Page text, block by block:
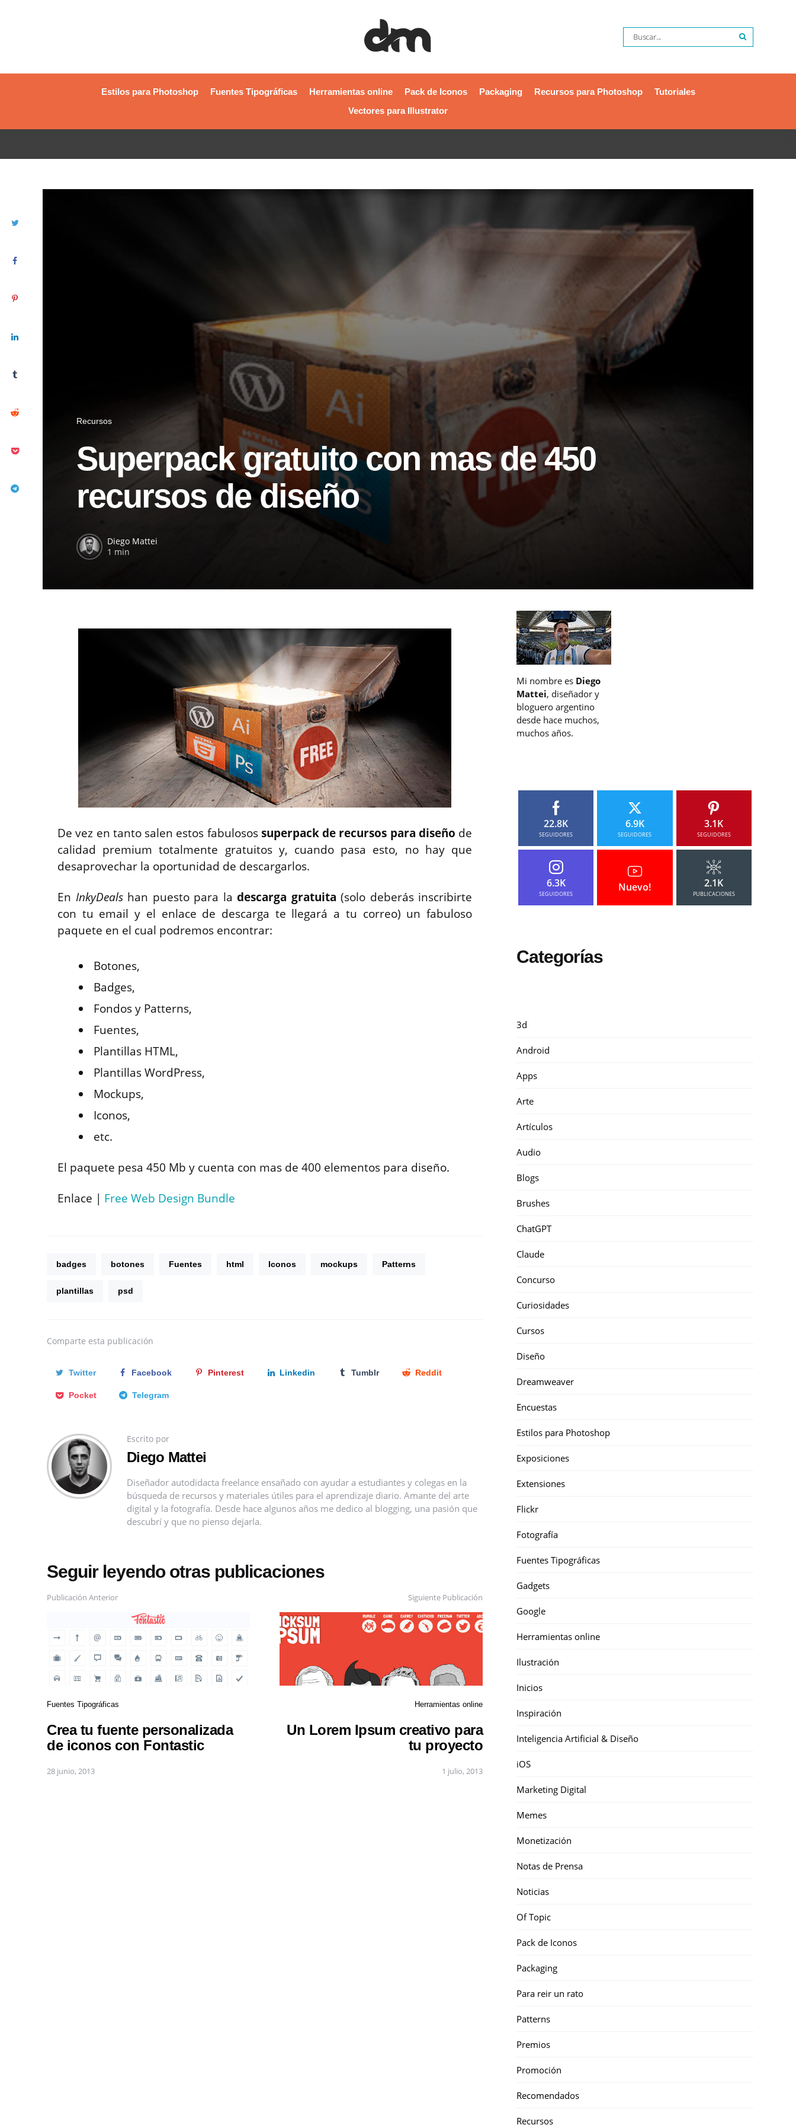
Estilos para Photoshop Fuentes Tipográficas Herramientas online Pack de Iconos Packaging Recursos para Photoshop
Tutoriales
Vectores para Illustrator
Recursos
Superpack gratuito con mas de 450
recursos de diseño
Diego Mattei
1 min
De vez en tanto salen estos fabulosossuperpack de recursos para diseño de
calidad premium totalmente gratuitos y, cuando pasa esto, no hay que
desaprovechar la oportunidad de descargarlos.
En InkyDealshan puesto para la descarga gratuita (solo deberás inscribirte
con tu email y el enlace de descarga te llegará a tu correo) un fabuloso
paquete en el cual podremos encontrar:
Botones,
Badges,
Fondos y Patterns,
Fuentes,
Plantillas HTML,
Plantillas WordPress,
Mockups,
Iconos,
etc.
El paquete pesa 450 Mb y cuenta con mas de 400 elementos para diseño.
Enlace | Free Web Design Bundle
badges botones Fuentes html Iconos mockups Patterns
plantillas psd
Comparte esta publicación
Twitter Facebook Pinterest Linkedin Tumblr Reddit
Pocket Telegram
Escrito por
Diego Mattei
Diseñador autodidacta freelance ensañado con ayudar a estudiantes y colegas en la
búsqueda de recursos y materiales útiles para el aprendizaje diario. Amante del arte
digital y la fotografía. Desde hace algunos años me dedico al blogging, una pasión que
descubrí y que no pienso dejarla.
Seguir leyendo otras publicaciones
Publicación Anterior
Fuentes Tipográficas
Crea tu fuente personalizada
de iconos con Fontastic
28 junio, 2013
Siguiente Publicación
Herramientas online
Un Lorem Ipsum creativo para
tu proyecto
1 julio, 2013
Mi nombre es Diego
Mattei, diseñador y
bloguero argentino
desde hace muchos,
muchos años.
22.8K
SEGUIDORES
6.9K
SEGUIDORES
3.1K
SEGUIDORES
6.3K
SEGUIDORES
Nuevo! 2.1K
PUBLICACIONES
Categorías
3d
Android
Apps
Arte
Artículos
Audio
Blogs
Brushes
ChatGPT
Claude
Concurso
Curiosidades
Cursos
Diseño
Dreamweaver
Encuestas
Estilos para Photoshop
Exposiciones
Extensiones
Flickr
Fotografía
Fuentes Tipográficas
Gadgets
Google
Herramientas online
Ilustración
Inicios
Inspiración
Inteligencia Artificial & Diseño
iOS
Marketing Digital
Memes
Monetización
Notas de Prensa
Noticias
Of Topic
Pack de Iconos
Packaging
Para reir un rato
Patterns
Premios
Promoción
Recomendados
Recursos